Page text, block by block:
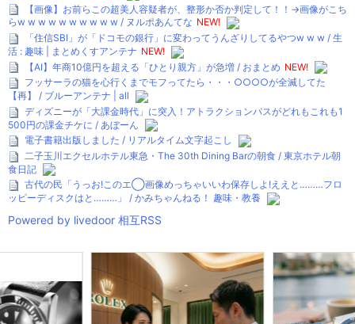
【画像】お前らこの超美人容疑者が、整形か否か判定して！！→画像がこち
らw w w w w w w w w w / ヌルポあんてな NEW!
「住信SBI」が「ドコモの銀行」に変わってうんざりしてるやつw w w / 生
活 : 趣味 | まとめくすアンテナ NEW!
【AI】年商10億円を超える「ひとり親方」が急増 / おまとめ NEW!
フッサーラの猫を心行くまでモフってたら・・・○○○○が全滅してた
【再】 / ブルーアンテナ | all
ディズニーが「大課金時代」に突入！アトラクションパスがどれもこれも1
500円の課金チケに / あぼーん
電子書籍出版しました / リアルタイム文字起こし
二子玉川エクセルホテル東急・The 30th Dining Barの朝食 / 東京ホテル朝
食日記
古代の民「うっお!このエ◯画像めっちゃいいわ保存しよ!ええと………フロ
ッピーディスクはと………」 / かみちゃんねる！ 趣味・教養
Powered by livedoor 相互RSS